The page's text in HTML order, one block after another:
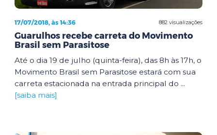
882 visualizações
17/07/2018, às 14:36
Guarulhos recebe carreta do Movimento
Brasil sem Parasitose
Até o dia 19 de julho (quinta-feira), das 8h às 17h, o
Movimento Brasil sem Parasitose estará com sua
carreta estacionada na entrada principal do ...
[saiba mais]